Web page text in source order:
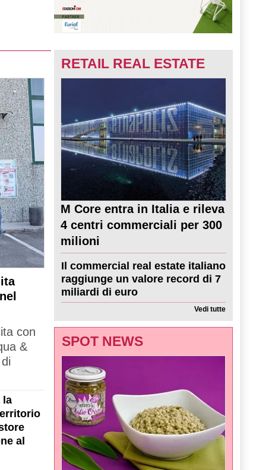
con
&
la
al
RETAIL REAL ESTATE
M Core entra in Italia e rileva
4 centri commerciali per 300
milioni
Il commercial real estate italiano
raggiunge un valore record di 7
miliardi di euro
Vedi tutte
SPOT NEWS